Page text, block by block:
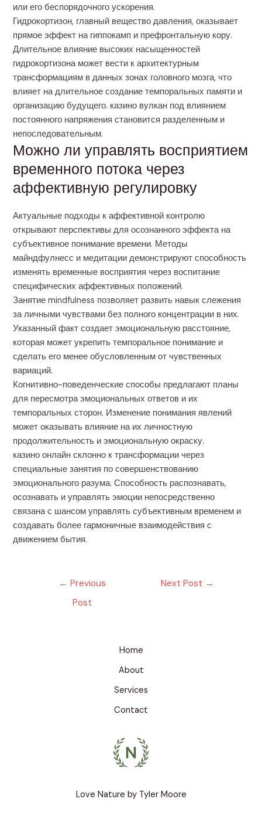
или его беспорядочного ускорения.
Гидрокортизон, главный вещество давления, оказывает
прямое эффект на гиппокамп и префронтальную кору.
Длительное влияние высоких насыщенностей
гидрокортизона может вести к архитектурным
трансформациям в данных зонах головного мозга, что
влияет на длительное создание темпоральных памяти и
организацию будущего. казино вулкан под влиянием
постоянного напряжения становится разделенным и
непоследовательным.
Можно ли управлять восприятием
временного потока через
аффективную регулировку
Актуальные подходы к аффективной контролю
открывают перспективы для осознанного эффекта на
субъективное понимание времени. Методы
майндфулнесс и медитации демонстрируют способность
изменять временные восприятия через воспитание
специфических аффективных положений.
Занятие mindfulness позволяет развить навык слежения
за личными чувствами без полного концентрации в них.
Указанный факт создает эмоциональную расстояние,
которая может укрепить темпоральное понимание и
сделать его менее обусловленным от чувственных
вариаций.
Когнитивно-поведенческие способы предлагают планы
для пересмотра эмоциональных ответов и их
темпоральных сторон. Изменение понимания явлений
может оказывать влияние на их личностную
продолжительность и эмоциональную окраску.
казино онлайн склонно к трансформации через
специальные занятия по совершенствованию
эмоционального разума. Способность распознавать,
осознавать и управлять эмоции непосредственно
связана с шансом управлять субъективным временем и
создавать более гармоничные взаимодействия с
движением бытия.
← Previous
Post
Next Post →
Home
About
Services
Contact
Love Nature by Tyler Moore